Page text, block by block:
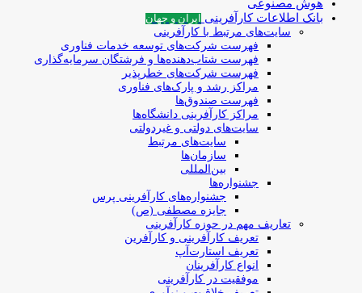
هوش مصنوعی
بانک اطلاعات کارآفرینی
ایران و جهان
سایت‌های مرتبط با کارآفرینی
فهرست شرکت‌های‌‌ توسعه‌ خدمات فناوری
فهرست شتاب‌دهنده‌ها‌ و فرشتگان‌ سرمایه‌گذاری
فهرست شرکت‌های خطرپذیر
مراکز رشد و پارک‌های فناوری
فهرست صندوق‌ها
مراکز کارآفرینی دانشگاه‌ها
سایت‌های دولتی و غیردولتی
سایت‌های مرتبط
سازمان‌ها
بین‌المللی
جشنواره‌ها
جشنواره‌های کارآفرینی‌ پرس
جایزه مصطفی (ص)
تعاریف مهم در حوزه کارآفرینی
تعریف کارآفرینی و کارآفرین
تعریف استارت‌آپ
انواع کارآفرینان
موفقیت در کارآفرینی